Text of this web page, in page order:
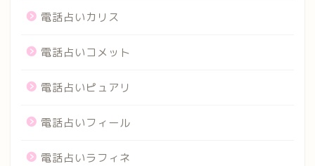
電話占いカリス
電話占いコメット
電話占いピュアリ
電話占いフィール
電話占いラフィネ